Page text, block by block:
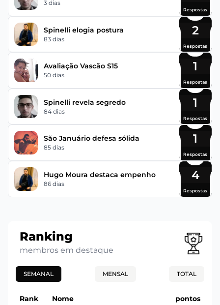
3 dias
Respostas
Spinelli elogia postura
83 dias
2
Respostas
Avaliação Vascão S15
50 dias
1
Respostas
Spinelli revela segredo
84 dias
1
Respostas
São Januário defesa sólida
85 dias
1
Respostas
Hugo Moura destaca empenho
86 dias
4
Respostas
Ranking
membros em destaque
SEMANAL MENSAL TOTAL
Rank Nome pontos